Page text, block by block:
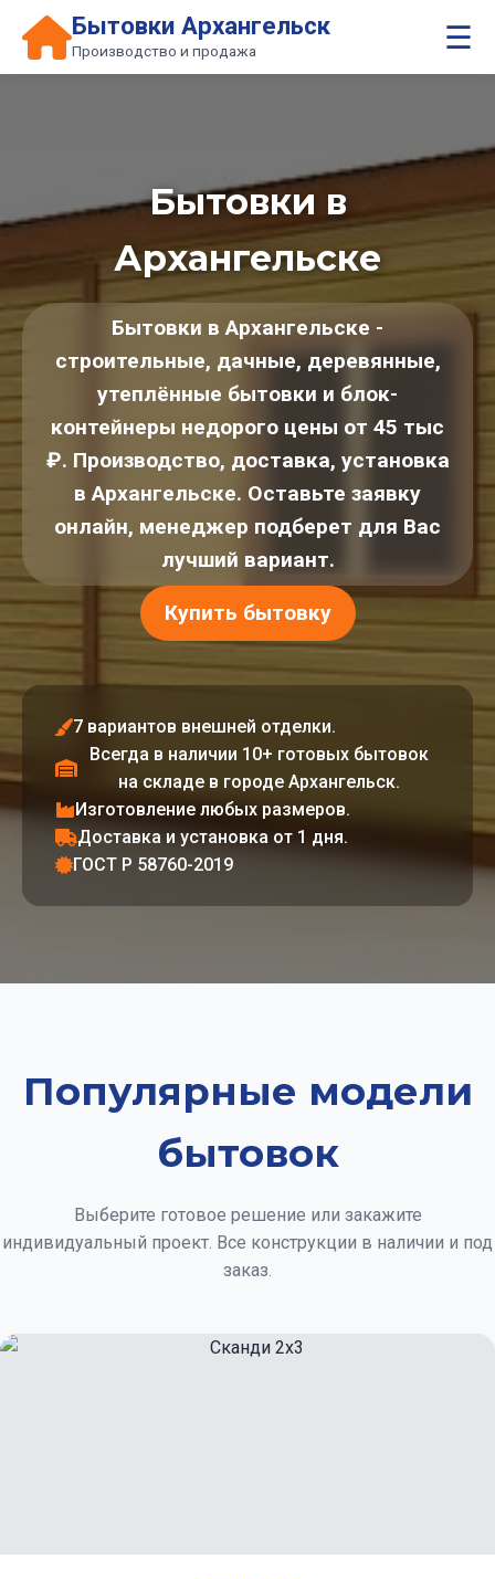
Бытовки Архангельск
Производство и продажа ☰
Бытовки в
Архангельске
Бытовки в Архангельске -
строительные, дачные, деревянные,
утеплённые бытовки и блок-
контейнеры недорого цены от 45 тыс
₽. Производство, доставка, установка
в Архангельске. Оставьте заявку
онлайн, менеджер подберет для Вас
лучший вариант.
Купить бытовку
7 вариантов внешней отделки.
Всегда в наличии 10+ готовых бытовок
на складе в городе Архангельск.
Изготовление любых размеров.
Доставка и установка от 1 дня.
ГОСТ Р 58760-2019
Популярные модели
бытовок
Выберите готовое решение или закажите
индивидуальный проект. Все конструкции в наличии и под
заказ.